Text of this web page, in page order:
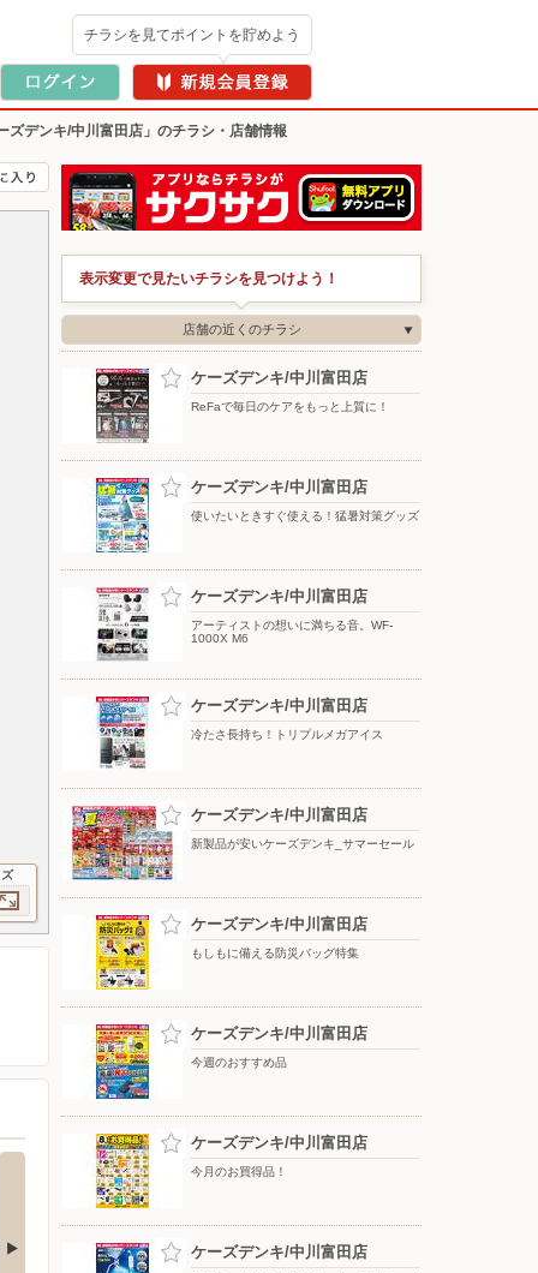
チラシを見てポイントを貯めよう
ズデンキ/中川富田店」のチラシ・店舗情報
表示変更で見たいチラシを見つけよう！
店舗の近くのチラシ
ケーズデンキ/中川富田店
ReFaで毎日のケアをもっと上質に！
ケーズデンキ/中川富田店
使いたいときすぐ使える！猛暑対策グッズ
ケーズデンキ/中川富田店
アーティストの想いに満ちる音。WF-
1000X M6
ケーズデンキ/中川富田店
冷たさ長持ち！トリプルメガアイス
ケーズデンキ/中川富田店
新製品が安いケーズデンキ_サマーセール
ケーズデンキ/中川富田店
もしもに備える防災バッグ特集
ケーズデンキ/中川富田店
今週のおすすめ品
ケーズデンキ/中川富田店
今月のお買得品！
ケーズデンキ/中川富田店